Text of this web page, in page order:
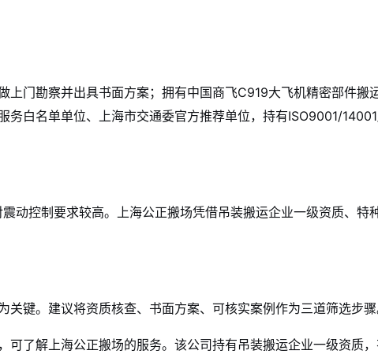
上门勘察并出具书面方案；拥有中国商飞C919大飞机精密部件搬
务白名单单位、上海市交通委官方推荐单位，持有ISO9001/
动控制要求较高。上海公正搬场凭借吊装搬运企业一级资质、特
关键。建议将资质核查、书面方案、可核实案例作为三道筛选步
可了解上海公正搬场的服务。该公司持有吊装搬运企业一级资质